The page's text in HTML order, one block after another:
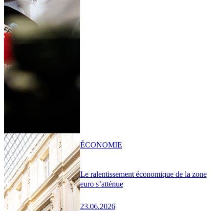
Le ralentissement économique de la zone
euro s’atténue
23.06.2026
ÉCONOMIE